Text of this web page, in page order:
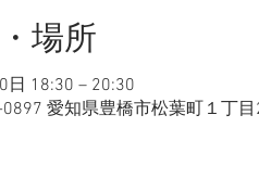
場所
日 18:30 – 20:30
愛知県豊橋市松葉町１丁